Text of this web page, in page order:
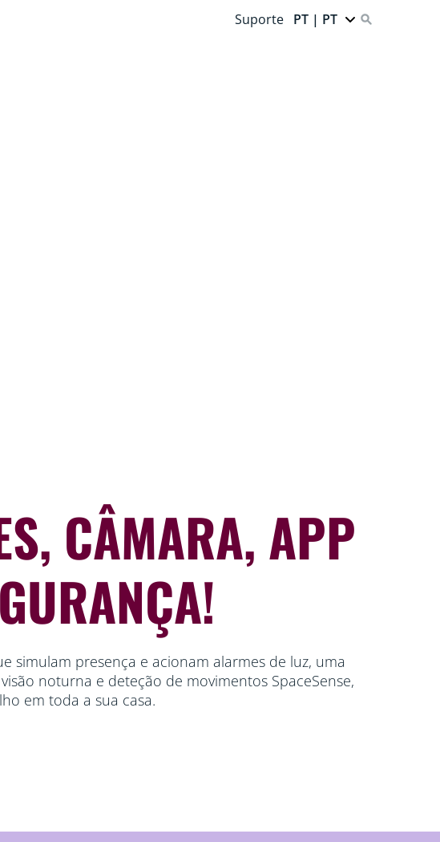
Suporte PT | PT
CÂMARA, APP
simulam presença e acionam alarmes de luz, uma
noturna e deteção de movimentos SpaceSense,
em toda a sua casa.